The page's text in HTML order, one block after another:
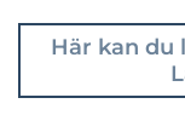
Här kan du